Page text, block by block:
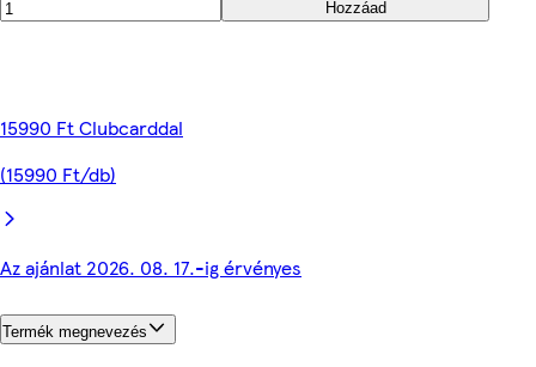
Hozzáad
15990 Ft Clubcarddal
(15990 Ft/db)
Az ajánlat 2026. 08. 17.-ig érvényes
Termék megnevezés